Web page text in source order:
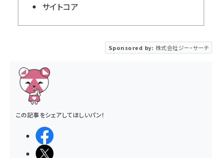
サイトコア
Sponsored by: 株式会社ジー・サーチ
この記事をシェアしてほしいパン！